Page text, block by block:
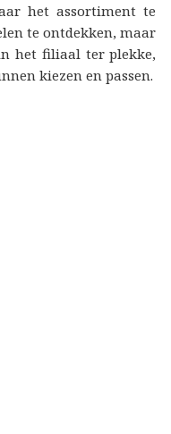
het assortiment te
te ontdekken, maar
het filiaal ter plekke,
kiezen en passen.